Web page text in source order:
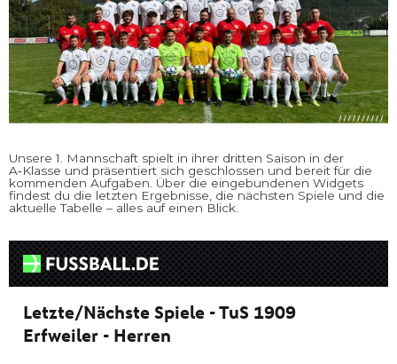
Unsere 1. Mannschaft spielt in ihrer dritten Saison in der
A‑Klasse und präsentiert sich geschlossen und bereit für die
kommenden Aufgaben. Über die eingebundenen Widgets
findest du die letzten Ergebnisse, die nächsten Spiele und die
aktuelle Tabelle – alles auf einen Blick.